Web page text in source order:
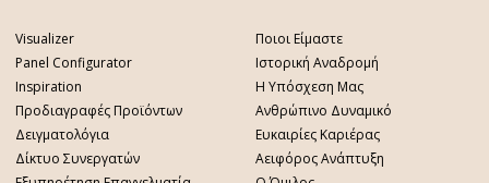
Visualizer
Panel Configurator
Inspiration
Προδιαγραφές Προϊόντων
Δειγματολόγια
Δίκτυο Συνεργατών
Ποιοι Είμαστε
Ιστορική Αναδρομή
Η Υπόσχεση Μας
Ανθρώπινο Δυναμικό
Ευκαιρίες Καριέρας
Αειφόρος Ανάπτυξη